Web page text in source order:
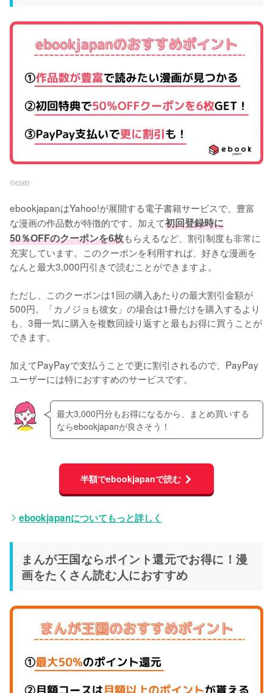
©︎ciatr
ebookjapanはYahoo!が展開する電子書籍サービスで、豊富
な漫画の作品数が特徴的です。加えて初回登録時に
50％OFFのクーポンを6枚もらえるなど、割引制度も非常に
充実しています。このクーポンを利用すれば、好きな漫画を
なんと最大3,000円引きで読むことができますよ。
ただし、このクーポンは1回の購入あたりの最大割引金額が
500円。「カノジョも彼女」の場合は1冊だけを購入するより
も、3冊一気に購入を複数回繰り返すと最もお得に買うことが
できます。
加えてPayPayで支払うことで更に割引されるので、PayPay
ユーザーには特におすすめのサービスです。
最大3,000円分もお得になるから、まとめ買いする
ならebookjapanが良さそう！
半額でebookjapanで読む
ebookjapanについてもっと詳しく
まんが王国ならポイント還元でお得に！漫
画をたくさん読む人におすすめ